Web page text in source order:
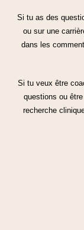
Si tu as des
ou sur une
dans les
Si tu veux être
questions ou
recherche